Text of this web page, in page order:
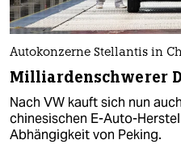
Autokonzerne Stellantis in
Milliardenschwerer
Nach VW kauft sich nun
chinesischen E-Auto-
Abhängigkeit von Peking.